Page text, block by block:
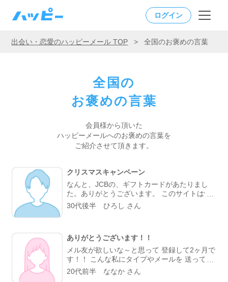
ログイン
出会い・恋愛のハッピーメール TOP > 全国のお褒めの言葉
全国の
お褒めの言葉
会員様から頂いた
ハッピーメールへのお褒めの言葉を
ご紹介させて頂きます。
クリスマスキャンペーン
なんと、JCBの、ギフトカードがあたりまし
た。ありがとうございます。 このサイトは悩
みを相談したりと大変重宝しております。 こ
れからも、よろしくお願いします。
30代後半 ひろし さん
ありがとうございます！！
メル友が欲しいな～と思って 登録して2ヶ月で
す！！ こんな私にタイプやメールを 送って下
さって、お世辞でも本当に嬉しいです
(>_<)！！ すごく誠実で良い方が多くて いつも
20代前半 ななか さん